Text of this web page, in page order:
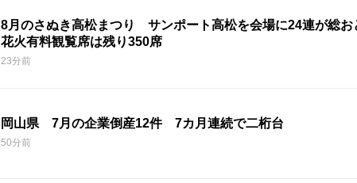
8月のさぬき高松まつり サンポート高松を会場に24連が総
花火有料観覧席は残り350席
23分前
岡山県 7月の企業倒産12件 7カ月連続で二桁台
50分前